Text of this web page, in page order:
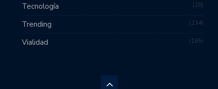
Tecnología 28
Trending 234
Vialidad 165